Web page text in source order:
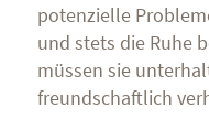
potenzielle
und stets die Ruhe
müssen sie
freundschaftlich